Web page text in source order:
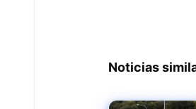
Noticias